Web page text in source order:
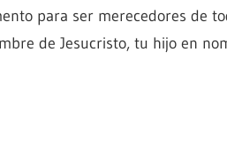
para ser merecedores de
de Jesucristo, tu hijo en